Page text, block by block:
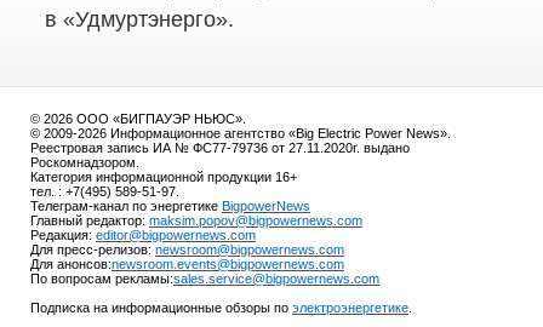
в «Удмуртэнерго».
© 2026 ООО «БИГПАУЭР НЬЮС».
© 2009-2026 Информационное агентство «Big Electric Power News».
Реестровая запись ИА № ФС77-79736 от 27.11.2020г. выдано
Роскомнадзором.
Категория информационной продукции 16+
тел. : +7(495) 589-51-97.
Телеграм-канал по энергетике BigpowerNews
Главный редактор: maksim.popov@bigpowernews.com
Редакция: editor@bigpowernews.com
Для пресс-релизов: newsroom@bigpowernews.com
Для анонсов:newsroom.events@bigpowernews.com
По вопросам рекламы:sales.service@bigpowernews.com
Подписка на информационные обзоры по электроэнергетике